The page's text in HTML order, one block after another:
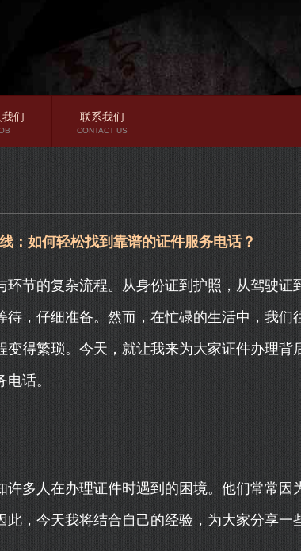
我们 联系我们
CONTACT US
：如何轻松找到靠谱的证件服务电话？
节的复杂流程。从身份证到护照，从驾驶证
，仔细准备。然而，在忙碌的生活中，我们
得繁琐。今天，就让我来为大家证件办理背
话。
多人在办理证件时遇到的困境。他们常常因
，今天我将结合自己的经验，为大家分享一